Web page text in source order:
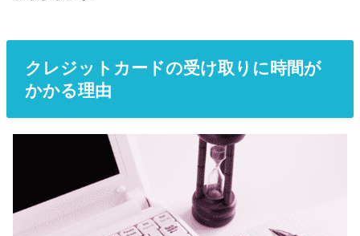
クレジットカードの受け取りに時間が
かかる理由